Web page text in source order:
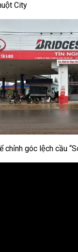
City
chỉnh góc lệch cầu